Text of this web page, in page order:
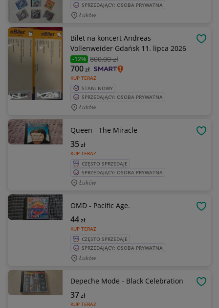
SPRZEDAJĄCY: OSOBA PRYWATNA
Łuków
Bilet na koncert Andreas
Vollenweider Gdańsk 11. lipca 2026
-12% 800,00 zł
KUP TERAZ
700zł
STAN: NOWY
SPRZEDAJĄCY: OSOBA PRYWATNA
Łuków
Queen - The Miracle
KUP TERAZ
35zł
CZĘSTO SPRZEDAJE
SPRZEDAJĄCY: OSOBA PRYWATNA
Łuków
OMD - Pacific Age.
KUP TERAZ
44zł
CZĘSTO SPRZEDAJE
SPRZEDAJĄCY: OSOBA PRYWATNA
Łuków
Depeche Mode - Black Celebration
KUP TERAZ
37zł